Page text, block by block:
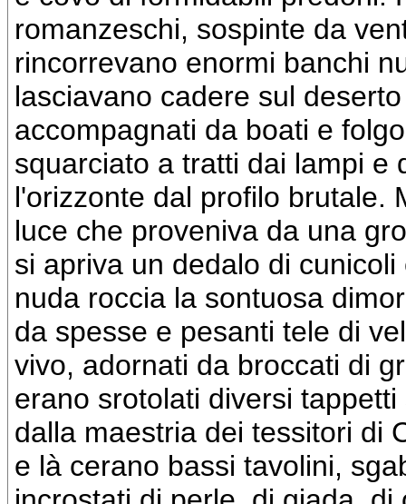
romanzeschi, sospinte da
rincorrevano enormi banchi
lasciavano cadere sul
accompagnati da boati e
squarciato a tratti dai lampi e
l'orizzonte dal profilo brutale.
luce che proveniva da una
si apriva un dedalo di
nuda roccia la sontuosa
da spesse e pesanti tele di
vivo, adornati da broccati di
erano srotolati diversi
dalla maestria dei tessitori di
e là cerano bassi tavolini,